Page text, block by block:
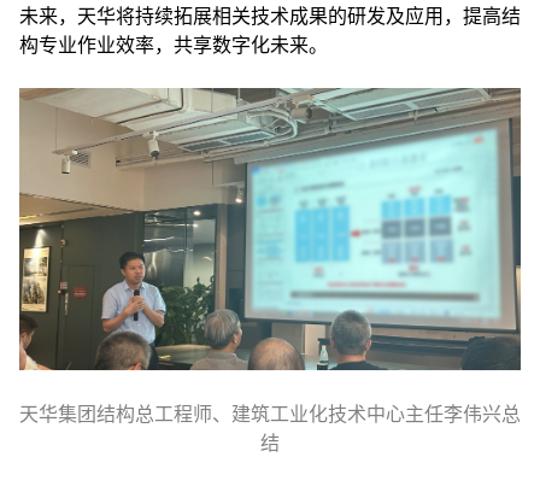
未来，天华将持续拓展相关技术成果的研发及应用，提高结
构专业作业效率，共享数字化未来。
天华集团结构总工程师、建筑工业化技术中心主任李伟兴总
结